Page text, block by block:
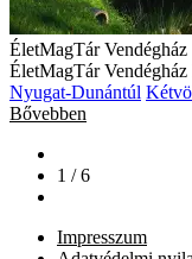
1 / 6
Impresszum
Adatvédelmi
Cookie tájékoztató
Magyarországi
érdeklik jó helyen jár!
Nézzen körül a